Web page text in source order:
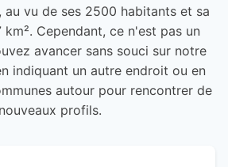
, au vu de ses 2500 habitants et sa
Cependant, ce n'est pas un
avancer sans souci sur notre
indiquant un autre endroit ou en
autour pour rencontrer de
nouveaux profils.